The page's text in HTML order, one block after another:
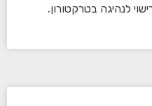
לנהיגה בטרקטורון.